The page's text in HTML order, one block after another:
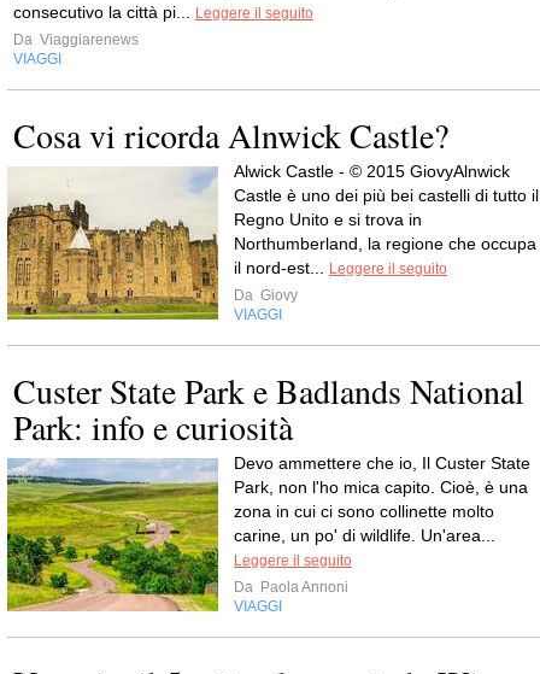
consecutivo la città pi...
Leggere il seguito
Da Viaggiarenews
VIAGGI
Cosa vi ricorda Alnwick Castle?
Alwick Castle - © 2015 GiovyAlnwick
Castle è uno dei più bei castelli di tutto il
Regno Unito e si trova in
Northumberland, la regione che occupa
il nord-est...
Leggere il seguito
Da Giovy
VIAGGI
Custer State Park e Badlands National
Park: info e curiosità
Devo ammettere che io, Il Custer State
Park, non l'ho mica capito. Cioè, è una
zona in cui ci sono collinette molto
carine, un po' di wildlife. Un'area...
Leggere il seguito
Da Paola Annoni
VIAGGI